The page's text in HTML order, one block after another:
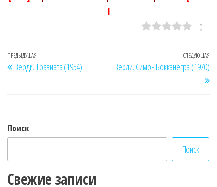
]
0
Навигация
по
Предыдущая
запись
ПРЕДЫДУЩАЯ
Верди. Травиата (1954)
СЛЕДУЮЩАЯ
Верди. Симон Бокканегра (1970)
Поиск
Поиск
Свежие записи